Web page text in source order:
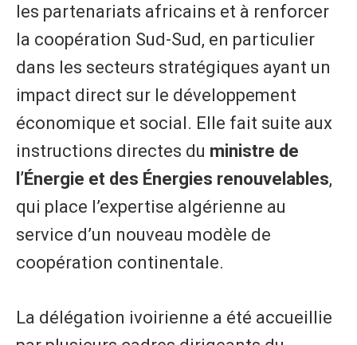
les partenariats africains et à renforcer
la coopération Sud-Sud, en particulier
dans les secteurs stratégiques ayant un
impact direct sur le développement
économique et social. Elle fait suite aux
instructions directes du ministre de
l’Énergie et des Énergies renouvelables,
qui place l’expertise algérienne au
service d’un nouveau modèle de
coopération continentale.
La délégation ivoirienne a été accueillie